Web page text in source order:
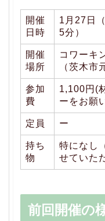
開催
日時
1月27日
5分）
開催
場所
コワーキ
（茨木市
参加
費
1,100円(
ーをお願
定員 ー
持ち
物
特になし
せていた
前回開催の